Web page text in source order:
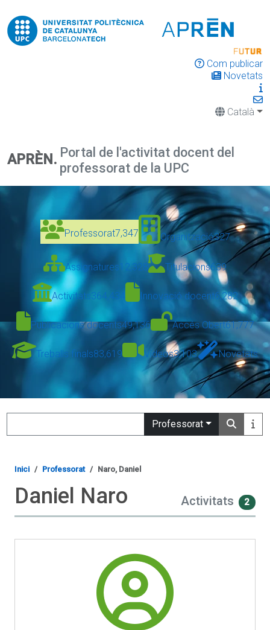
Com publicar
Novetats
Català
APRÈN. Portal de l'activitat docent del
professorat de la UPC
Professorat7,347 Organització327
Assignatures12,328 Titulacions639
Activitats364,434 Innovació docent6,282
Publicacions docents49,136 Accés Obert61,777
Treballs finals83,619 Vídeos3,103 Novetats
Professorat
Inici Professorat Naro, Daniel
Daniel Naro Activitats 2